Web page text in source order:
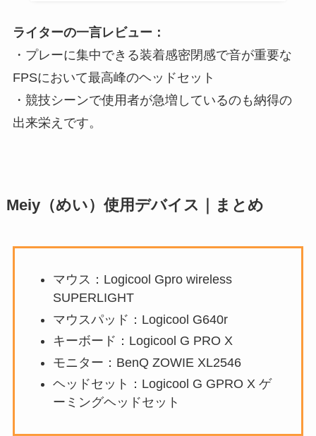
ライターの一言レビュー：
・プレーに集中できる装着感密閉感で音が重要な
FPSにおいて最高峰のヘッドセット
・競技シーンで使用者が急増しているのも納得の
出来栄えです。
Meiy（めい）使用デバイス｜まとめ
マウス：Logicool Gpro wireless
SUPERLIGHT
マウスパッド：Logicool G640r
キーボード：Logicool G PRO X
モニター：BenQ ZOWIE XL2546
ヘッドセット：Logicool G GPRO X ゲ
ーミングヘッドセット